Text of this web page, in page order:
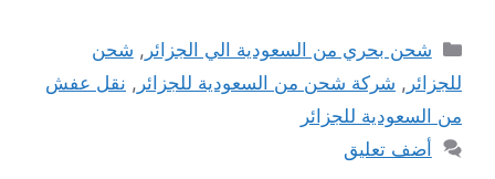
التصنيفات
شحن بحري من السعودية الي الجزائر , شحن
للجزائر , شركة شحن من السعودية للجزائر , نقل عفش
من السعودية للجزائر
أضف تعليق